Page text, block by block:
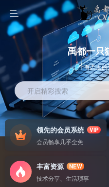
禹都一只
一个有态度
开启精彩搜索
领先的会员系统
VIP
会员畅享几乎全免
丰富资源
NEW
技术分享、生活琐事